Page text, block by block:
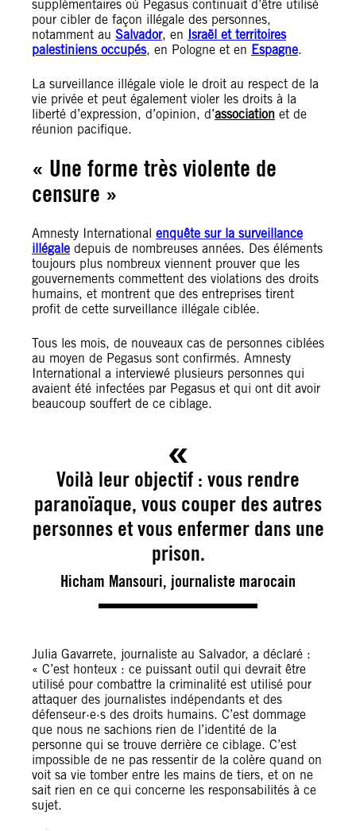
supplémentaires où Pegasus continuait d’être utilisé
pour cibler de façon illégale des personnes,
notamment au Salvador, en Israël et territoires
palestiniens occupés, en Pologne et en Espagne.
La surveillance illégale viole le droit au respect de la
vie privée et peut également violer les droits à la
liberté d’expression, d’opinion, d’association et de
réunion pacifique.
« Une forme très violente de
censure »
Amnesty International enquête sur la surveillance
illégale depuis de nombreuses années. Des éléments
toujours plus nombreux viennent prouver que les
gouvernements commettent des violations des droits
humains, et montrent que des entreprises tirent
profit de cette surveillance illégale ciblée.
Tous les mois, de nouveaux cas de personnes ciblées
au moyen de Pegasus sont confirmés. Amnesty
International a interviewé plusieurs personnes qui
avaient été infectées par Pegasus et qui ont dit avoir
beaucoup souffert de ce ciblage.
Voilà leur objectif : vous rendre
paranoïaque, vous couper des autres
personnes et vous enfermer dans une
prison.
Hicham Mansouri, journaliste marocain
Julia Gavarrete, journaliste au Salvador, a déclaré :
« C’est honteux : ce puissant outil qui devrait être
utilisé pour combattre la criminalité est utilisé pour
attaquer des journalistes indépendants et des
défenseur·e·s des droits humains. C’est dommage
que nous ne sachions rien de l’identité de la
personne qui se trouve derrière ce ciblage. C’est
impossible de ne pas ressentir de la colère quand on
voit sa vie tomber entre les mains de tiers, et on ne
sait rien en ce qui concerne les responsabilités à ce
sujet.